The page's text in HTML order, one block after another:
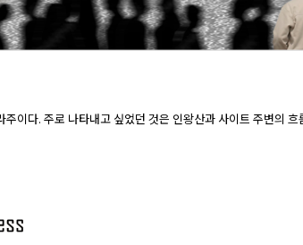
이다. 주로 나타내고 싶었던 것은 인왕산과 사이트 주변의 흐